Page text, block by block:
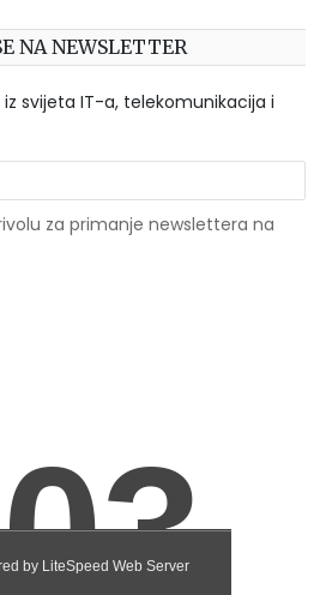
NA NEWSLETTER
svijeta IT-a, telekomunikacija i
za primanje newslettera na